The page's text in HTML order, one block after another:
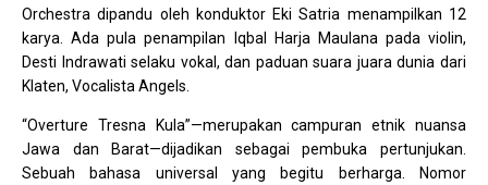
Orchestra dipandu oleh konduktor Eki Satria menampilkan 12
karya. Ada pula penampilan Iqbal Harja Maulana pada violin,
Desti Indrawati selaku vokal, dan paduan suara juara dunia dari
Klaten, Vocalista Angels.
“Overture Tresna Kula”—merupakan campuran etnik nuansa
Jawa dan Barat—dijadikan sebagai pembuka pertunjukan.
Sebuah bahasa universal yang begitu berharga. Nomor